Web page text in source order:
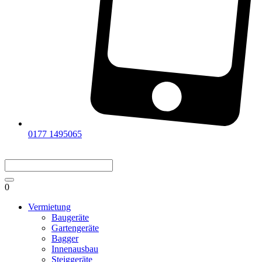
0177 1495065
0
Vermietung
Baugeräte
Gartengeräte
Bagger
Innenausbau
Steiggeräte